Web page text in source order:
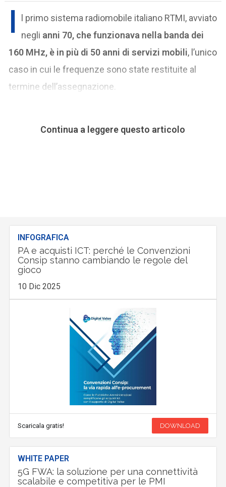
I
l primo sistema radiomobile italiano RTMI, avviato
negli anni 70, che funzionava nella banda dei
160 MHz, è in più di 50 anni di servizi mobili, l’unico
caso in cui le frequenze sono state restituite al
termine dell’assegnazione.
Continua a leggere questo articolo
INFOGRAFICA
PA e acquisti ICT: perché le Convenzioni
Consip stanno cambiando le regole del
gioco
10 Dic 2025
Scaricala gratis! DOWNLOAD
WHITE PAPER
5G FWA: la soluzione per una connettività
scalabile e competitiva per le PMI